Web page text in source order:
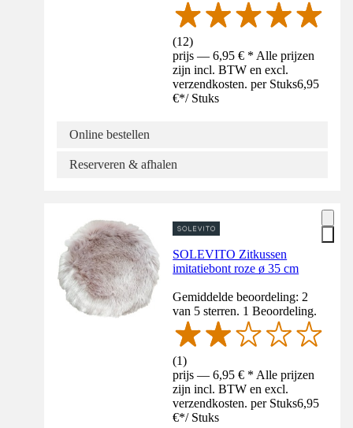
(12)
prijs — 6,95 € * Alle prijzen
zijn incl. BTW en excl.
verzendkosten. per Stuks6,95
€*/ Stuks
Online bestellen
Reserveren & afhalen
SOLEVITO Zitkussen
imitatiebont roze ø 35 cm
Gemiddelde beoordeling: 2
van 5 sterren. 1 Beoordeling.
(1)
prijs — 6,95 € * Alle prijzen
zijn incl. BTW en excl.
verzendkosten. per Stuks6,95
€*/ Stuks